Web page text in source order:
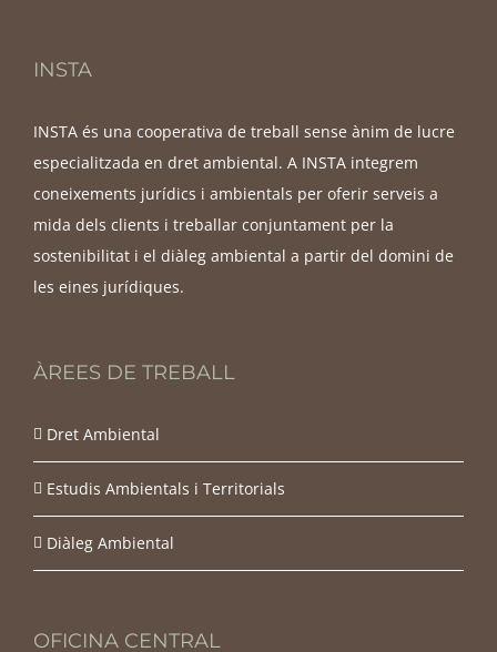
INSTA
INSTA és una cooperativa de treball sense ànim de lucre
especialitzada en dret ambiental. A INSTA integrem
coneixements jurídics i ambientals per oferir serveis a
mida dels clients i treballar conjuntament per la
sostenibilitat i el diàleg ambiental a partir del domini de
les eines jurídiques.
ÀREES DE TREBALL
Dret Ambiental
Estudis Ambientals i Territorials
Diàleg Ambiental
OFICINA CENTRAL